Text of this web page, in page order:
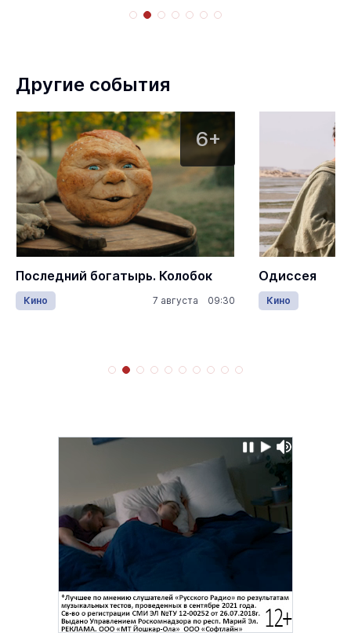
Другие события
6+
Последний богатырь. Колобок
Кино 7 августа 09:30
Одиссея
Кино